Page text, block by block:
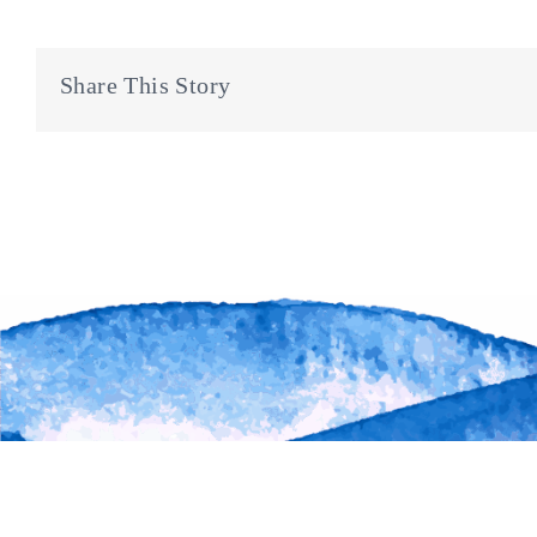
Share This Story